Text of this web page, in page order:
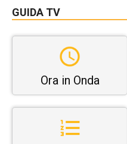
GUIDA TV
Ora in Onda